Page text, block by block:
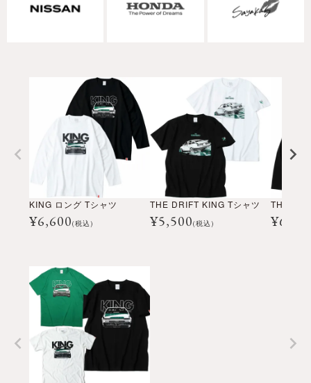
KING ロング Tシャツ
¥6,600(税込)
THE DRIFT KING Tシャツ
¥5,500(税込) ¥